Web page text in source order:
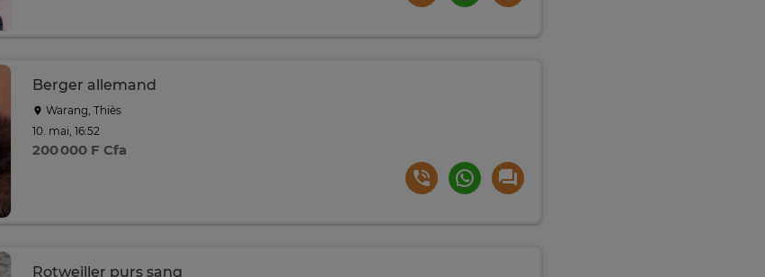
Berger allemand
Warang, Thiès
10. mai, 16:52
200 000 F Cfa
Rotweiller purs sang